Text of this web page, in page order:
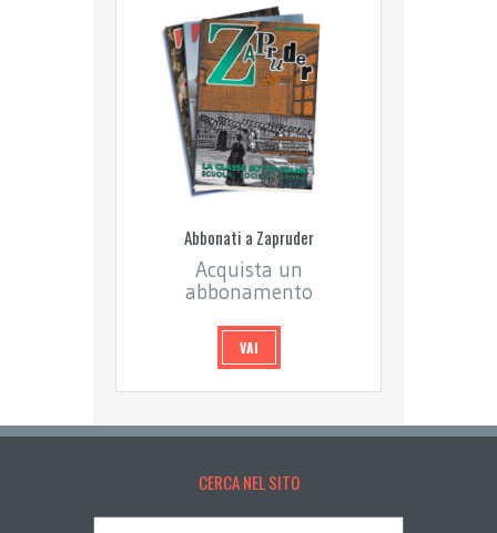
Abbonati a Zapruder
Acquista un
abbonamento
VAI
CERCA NEL SITO